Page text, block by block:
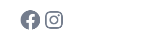
Facebook
Instagram